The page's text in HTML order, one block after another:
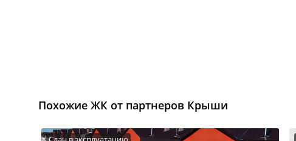
Похожие ЖК от партнеров Крыши